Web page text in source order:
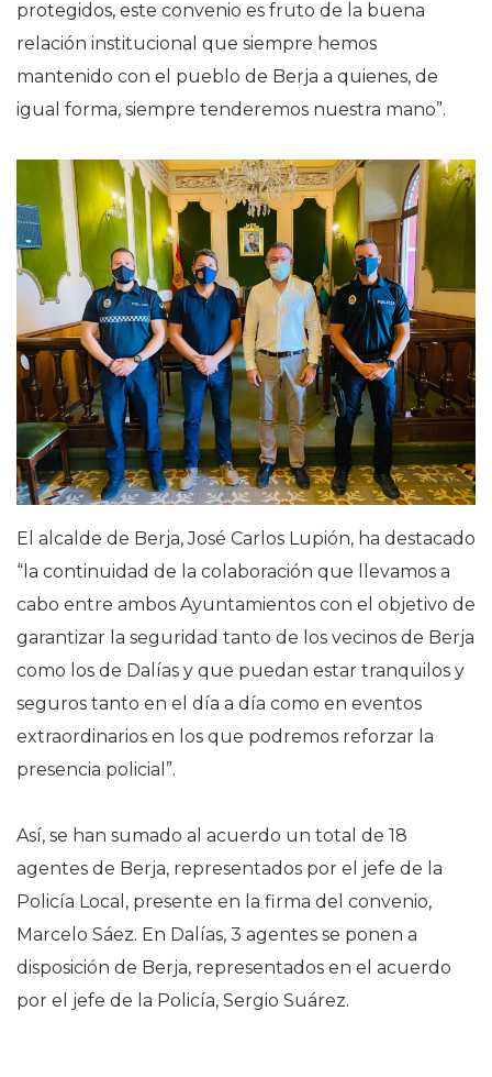
protegidos, este convenio es fruto de la buena
relación institucional que siempre hemos
mantenido con el pueblo de Berja a quienes, de
igual forma, siempre tenderemos nuestra mano”.
El alcalde de Berja, José Carlos Lupión, ha destacado
“la continuidad de la colaboración que llevamos a
cabo entre ambos Ayuntamientos con el objetivo de
garantizar la seguridad tanto de los vecinos de Berja
como los de Dalías y que puedan estar tranquilos y
seguros tanto en el día a día como en eventos
extraordinarios en los que podremos reforzar la
presencia policial”.
Así, se han sumado al acuerdo un total de 18
agentes de Berja, representados por el jefe de la
Policía Local, presente en la firma del convenio,
Marcelo Sáez. En Dalías, 3 agentes se ponen a
disposición de Berja, representados en el acuerdo
por el jefe de la Policía, Sergio Suárez.